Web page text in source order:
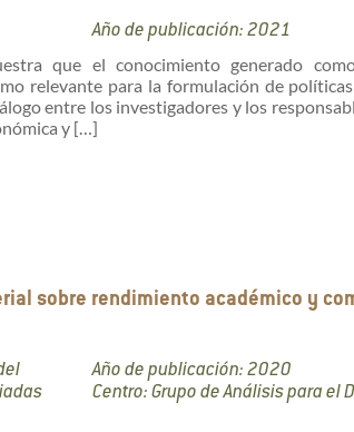
Año de publicación: 2021
que el conocimiento generado
relevante para la formulación de
entre los investigadores y los
y […]
sobre rendimiento académico y
Año de publicación: 2020
Centro: Grupo de Análisis para el